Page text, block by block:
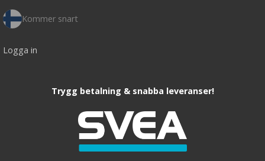
Kommer snart
Logga in
Trygg betalning & snabba leveranser!